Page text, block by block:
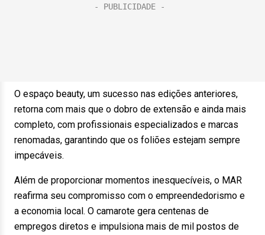
O espaço beauty, um sucesso nas edições anteriores,
retorna com mais que o dobro de extensão e ainda mais
completo, com profissionais especializados e marcas
renomadas, garantindo que os foliões estejam sempre
impecáveis.
Além de proporcionar momentos inesquecíveis, o MAR
reafirma seu compromisso com o empreendedorismo e
a economia local. O camarote gera centenas de
empregos diretos e impulsiona mais de mil postos de